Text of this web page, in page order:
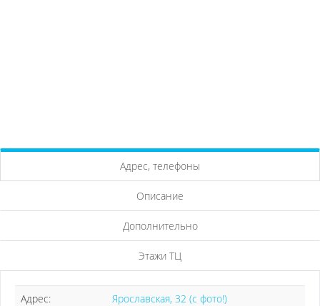
Адрес, телефоны
Описание
Дополнительно
Этажи ТЦ
Адрес:
Ярославская, 32 (с фото!)